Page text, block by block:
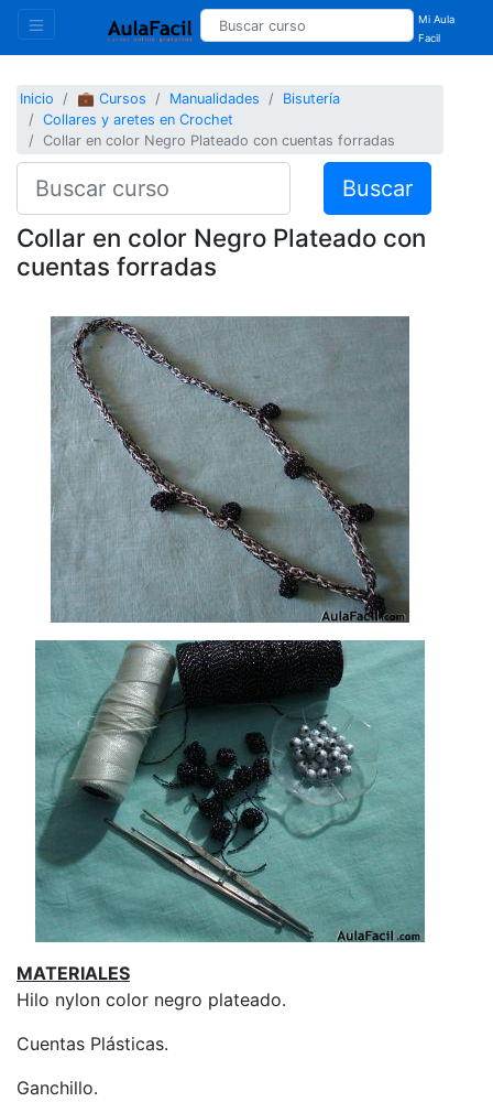
Mi Aula
Facil
Inicio 💼 Cursos Manualidades
Bisutería
Collares y aretes en Crochet
Collar en color Negro Plateado con cuentas forradas
Buscar
Collar en color Negro Plateado con
cuentas forradas
MATERIALES
Hilo nylon color negro plateado.
Cuentas Plásticas.
Ganchillo.